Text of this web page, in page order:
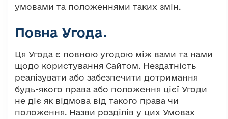
умовами та положеннями таких змін.
Повна Угода.
Ця Угода є повною угодою між вами та нами
щодо користування Сайтом. Нездатність
реалізувати або забезпечити дотримання
будь-якого права або положення цієї Угоди
не діє як відмова від такого права чи
положення. Назви розділів у цих Умовах